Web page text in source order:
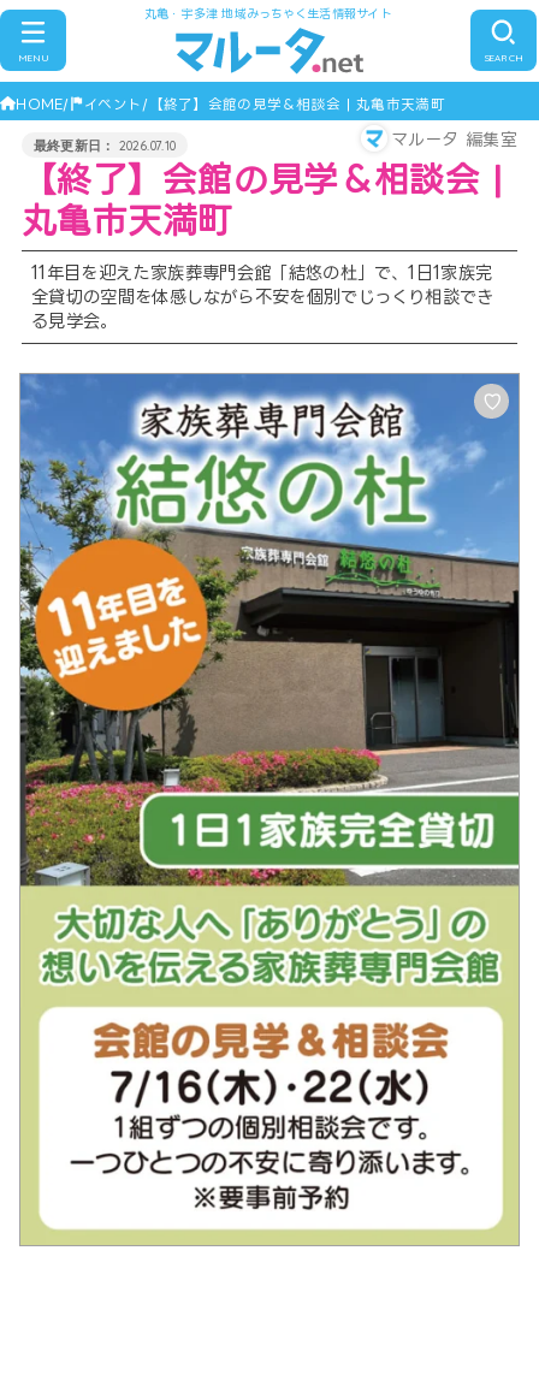
丸亀・宇多津 地域みっちゃく生活情報サイト
SEARCH
MENU
HOME イベント 【終了】会館の見学＆相談会 | 丸亀市天満町
2026.07.10 マルータ 編集室
【終了】会館の見学＆相談会 |
丸亀市天満町
11年目を迎えた家族葬専門会館「結悠の杜」で、1日1家族完
全貸切の空間を体感しながら不安を個別でじっくり相談でき
る見学会。
♡